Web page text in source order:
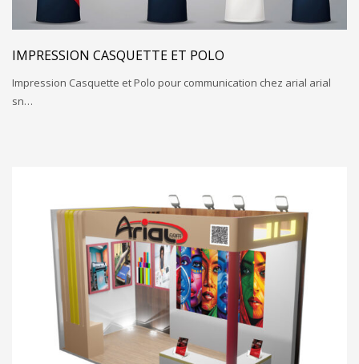
IMPRESSION CASQUETTE ET POLO
Impression Casquette et Polo pour communication chez arial arial
sn…